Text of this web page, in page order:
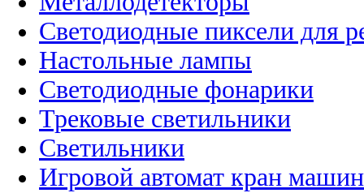
Светодиодные пиксели для
Настольные лампы
Светодиодные фонарики
Трековые светильники
Светильники
Игровой автомат кран